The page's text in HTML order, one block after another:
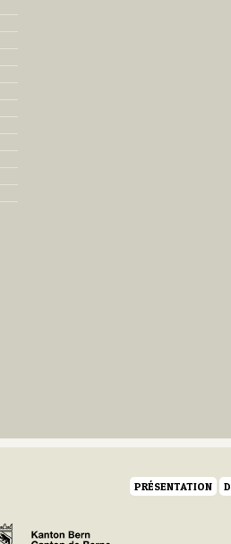
PRÉSENTATION